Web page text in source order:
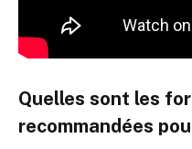
Quelles sont les
recommandées